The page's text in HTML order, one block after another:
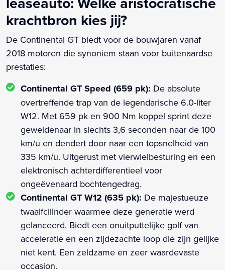
krachtbron kies jij?
De Continental GT biedt voor de bouwjaren vanaf
2018 motoren die synoniem staan voor buitenaardse
prestaties:
Continental GT Speed (659 pk): De absolute
overtreffende trap van de legendarische 6.0-liter
W12. Met 659 pk en 900 Nm koppel sprint deze
geweldenaar in slechts 3,6 seconden naar de 100
km/u en dendert door naar een topsnelheid van
335 km/u. Uitgerust met vierwielbesturing en een
elektronisch achterdifferentieel voor
ongeëvenaard bochtengedrag.
Continental GT W12 (635 pk): De majestueuze
twaalfcilinder waarmee deze generatie werd
gelanceerd. Biedt een onuitputtelijke golf van
acceleratie en een zijdezachte loop die zijn gelijke
niet kent. Een zeldzame en zeer waardevaste
occasion.